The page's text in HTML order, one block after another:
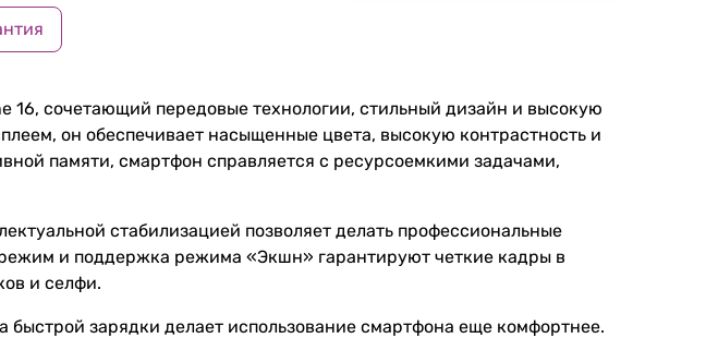
сочетающий передовые технологии, стильный дизайн и высокую
он обеспечивает насыщенные цвета, высокую контрастность и
памяти, смартфон справляется с ресурсоемкими задачами,
стабилизацией позволяет делать профессиональные
и поддержка режима «Экшн» гарантируют четкие кадры в
и селфи.
зарядки делает использование смартфона еще комфортнее.